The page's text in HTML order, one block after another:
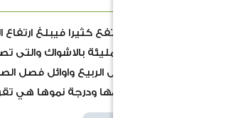
الزينة القصيرة التى لا ترتفع كثيرا فيبلغ
عن طريق العقل فى فصل الربيع واوائل فصل
المعلنة بما في ذلك حجمها ودرجة نموها هي